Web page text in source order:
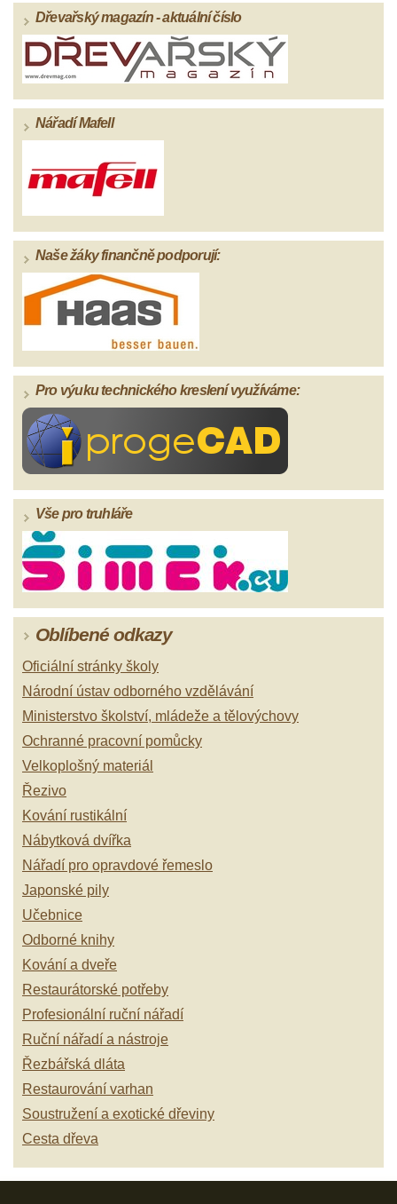
Dřevařský magazín - aktuální číslo
Nářadí Mafell
Naše žáky finančně podporují:
Pro výuku technického kreslení využíváme:
Vše pro truhláře
Oblíbené odkazy
Oficiální stránky školy
Národní ústav odborného vzdělávání
Ministerstvo školství, mládeže a tělovýchovy
Ochranné pracovní pomůcky
Velkoplošný materiál
Řezivo
Kování rustikální
Nábytková dvířka
Nářadí pro opravdové řemeslo
Japonské pily
Učebnice
Odborné knihy
Kování a dveře
Restaurátorské potřeby
Profesionální ruční nářadí
Ruční nářadí a nástroje
Řezbářská dláta
Restaurování varhan
Soustružení a exotické dřeviny
Cesta dřeva